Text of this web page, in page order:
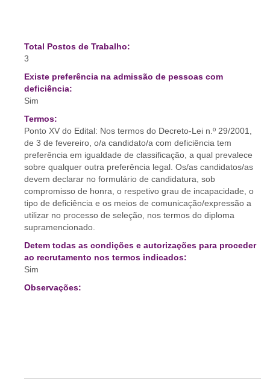
Total Postos de Trabalho:
3
Existe preferência na admissão de pessoas com
deficiência:
Sim
Termos:
Ponto XV do Edital: Nos termos do Decreto-Lei n.º 29/2001,
de 3 de fevereiro, o/a candidato/a com deficiência tem
preferência em igualdade de classificação, a qual prevalece
sobre qualquer outra preferência legal. Os/as candidatos/as
devem declarar no formulário de candidatura, sob
compromisso de honra, o respetivo grau de incapacidade, o
tipo de deficiência e os meios de comunicação/expressão a
utilizar no processo de seleção, nos termos do diploma
supramencionado.
Detem todas as condições e autorizações para proceder
ao recrutamento nos termos indicados:
Sim
Observações: